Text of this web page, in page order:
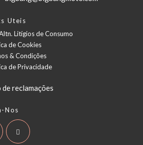
Uteis
Litígios de Consumo
de Cookies
& Condições
de Privacidade
Nos